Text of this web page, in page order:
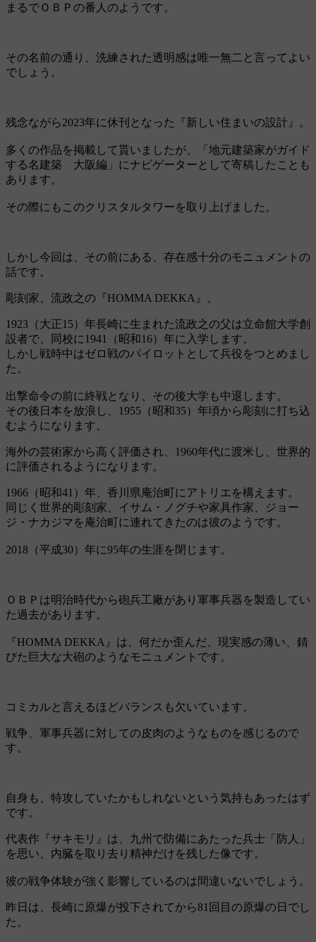
まるでＯＢＰの番人のようです。
その名前の通り、洗練された透明感は唯一無二と言ってよい
でしょう。
残念ながら2023年に休刊となった『新しい住まいの設計』。
多くの作品を掲載して貰いましたが、「地元建築家がガイド
する名建築 大阪編」にナビゲーターとして寄稿したことも
あります。
その際にもこのクリスタルタワーを取り上げました。
しかし今回は、その前にある、存在感十分のモニュメントの
話です。
彫刻家、流政之の『HOMMA DEKKA』。
1923（大正15）年長崎に生まれた流政之の父は立命館大学創
設者で、同校に1941（昭和16）年に入学します。
しかし戦時中はゼロ戦のパイロットとして兵役をつとめまし
た。
出撃命令の前に終戦となり、その後大学も中退します。
その後日本を放浪し、1955（昭和35）年頃から彫刻に打ち込
むようになります。
海外の芸術家から高く評価され、1960年代に渡米し、世界的
に評価されるようになります。
1966（昭和41）年、香川県庵治町にアトリエを構えます。
同じく世界的彫刻家、イサム・ノグチや家具作家、ジョー
ジ・ナカジマを庵治町に連れてきたのは彼のようです。
2018（平成30）年に95年の生涯を閉じます。
ＯＢＰは明治時代から砲兵工廠があり軍事兵器を製造してい
た過去があります。
『HOMMA DEKKA』は、何だか歪んだ、現実感の薄い、錆
びた巨大な大砲のようなモニュメントです。
コミカルと言えるほどバランスも欠いています。
戦争、軍事兵器に対しての皮肉のようなものを感じるので
す。
自身も、特攻していたかもしれないという気持もあったはず
です。
代表作『サキモリ』は、九州で防備にあたった兵士「防人」
を思い、内臓を取り去り精神だけを残した像です。
彼の戦争体験が強く影響しているのは間違いないでしょう。
昨日は、長崎に原爆が投下されてから81回目の原爆の日でし
た。